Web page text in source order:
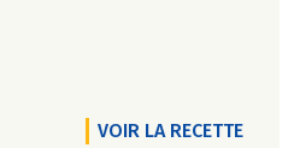
VOIR LA RECETTE